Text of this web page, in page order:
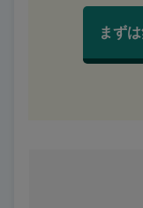
まず